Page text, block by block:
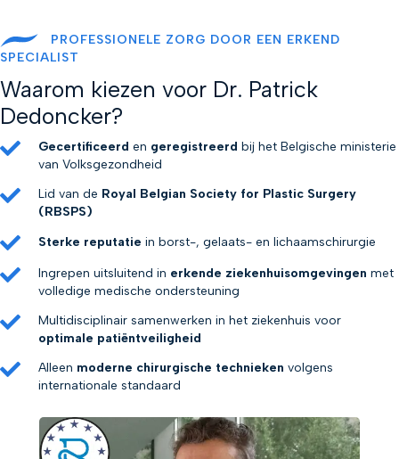
PROFESSIONELE ZORG DOOR EEN ERKEND
SPECIALIST
Waarom kiezen voor Dr. Patrick
Dedoncker?
Gecertificeerd en geregistreerd bij het Belgische ministerie
van Volksgezondheid
Lid van de Royal Belgian Society for Plastic Surgery
(RBSPS)
Sterke reputatie in borst-, gelaats- en lichaamschirurgie
Ingrepen uitsluitend in erkende ziekenhuisomgevingen met
volledige medische ondersteuning
Multidisciplinair samenwerken in het ziekenhuis voor
optimale patiëntveiligheid
Alleen moderne chirurgische technieken volgens
internationale standaard